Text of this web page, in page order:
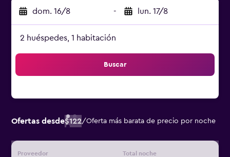
dom. 16/8 - lun. 17/8
2 huéspedes, 1 habitación
Buscar
Ofertas desde$122/Oferta más barata de precio por noche
Proveedor Total noche